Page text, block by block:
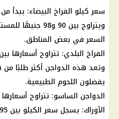
ويتراوح بين 90
السعر في بعض المناطق.
وتعد هذه الدواجن أكثر طلبًا
يفضلون اللحوم الطبيعية.
الدواجن الساسو: تتراوح أسعارها بين 107 و115 جنيهًا
الأوراك: يسجل سعر الكيلو بين 95 و105 جنيهات.